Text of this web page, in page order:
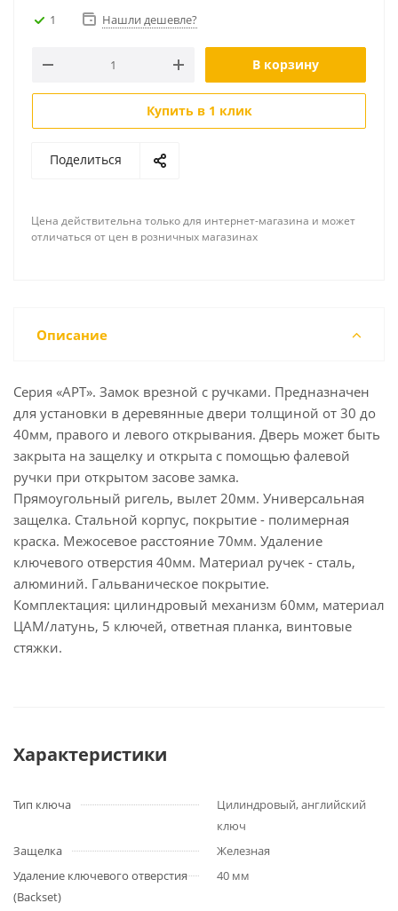
1 Нашли дешевле?
В корзину
Купить в 1 клик
Поделиться
Цена действительна только для интернет-магазина и может
отличаться от цен в розничных магазинах
Описание
Серия «АРТ». Замок врезной с ручками. Предназначен
для установки в деревянные двери толщиной от 30 до
40мм, правого и левого открывания. Дверь может быть
закрыта на защелку и открыта с помощью фалевой
ручки при открытом засове замка.
Прямоугольный ригель, вылет 20мм. Универсальная
защелка. Стальной корпус, покрытие - полимерная
краска. Межосевое расстояние 70мм. Удаление
ключевого отверстия 40мм. Материал ручек - сталь,
алюминий. Гальваническое покрытие.
Комплектация: цилиндровый механизм 60мм, материал
ЦАМ/латунь, 5 ключей, ответная планка, винтовые
стяжки.
Характеристики
Тип ключа
Цилиндровый, английский
ключ
Защелка
Железная
Удаление ключевого отверстия
(Backset)
40 мм